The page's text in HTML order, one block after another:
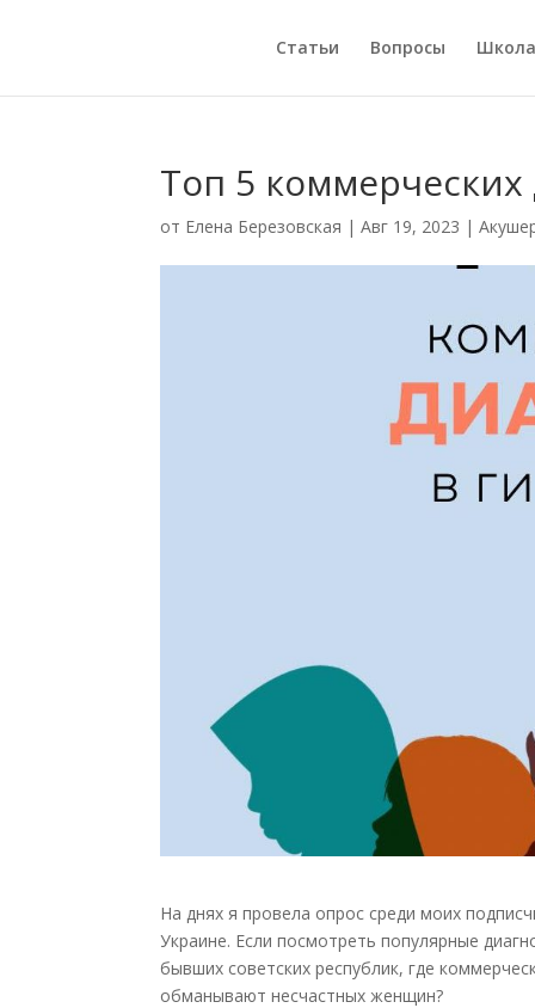
Статьи Вопросы Школа
Топ 5 коммерческих
от Елена Березовская |Авг 19, 2023 |
На днях я провела опрос среди моих
Украине. Если посмотреть популярные
бывших советских республик, где
обманывают несчастных женщин?